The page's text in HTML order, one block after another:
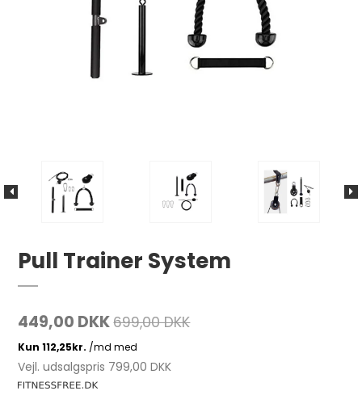
Pull Trainer System
449,00 DKK699,00 DKK
Vejl. udsalgspris 799,00 DKK